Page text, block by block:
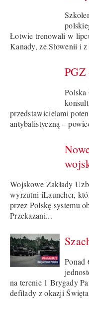
Łotwie trenowali w
Kanady, ze Słowenii i
Polska
przedstawicielami
antybalistyczną –
Wojskowe Zakłady
wyrzutni iLauncher,
przez Polskę systemu
Przekazani...
Ponad
na terenie 1 Brygady
defilady z okazji